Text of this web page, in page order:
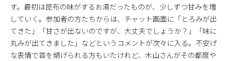
す。最初は昆布の味がするお湯だったものが、少しずつ甘みを増
していく。参加者の方たちからは、チャット画面に「とろみが出
てきた」「甘さが出ないのですが、大丈夫でしょうか？」「味に
丸みが出てきました」などというコメントが次々に入る。不安げ
な表情で首を傾げられる方もいたけれど、木山さんがその都度や